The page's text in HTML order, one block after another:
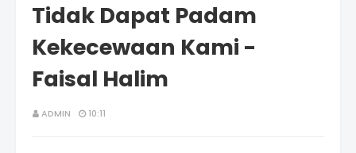
Tidak Dapat Padam
Kekecewaan Kami -
Faisal Halim
ADMIN 10:11